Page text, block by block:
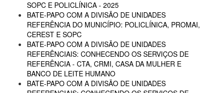
SOPC E POLICLÍNICA - 2025
BATE-PAPO COM A DIVISÃO DE UNIDADES
REFERÊNCIA DO MUNICÍPIO: POLICLÍNICA, PROMAI,
CEREST E SOPC
BATE-PAPO COM A DIVISÃO DE UNIDADES
REFERÊNCIAIS: CONHECENDO OS SERVIÇOS DE
REFERÊNCIA - CTA, CRMI, CASA DA MULHER E
BANCO DE LEITE HUMANO
BATE-PAPO COM A DIVISÃO DE UNIDADES